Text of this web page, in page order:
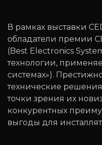
В рамках выставки
обладатели премии
(Best Electronics
технологии,
системах»).
технические
точки зрения их
конкурентных
выгоды для